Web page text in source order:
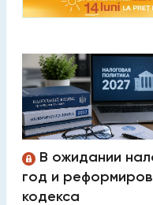
В ожидании
год и
кодекса